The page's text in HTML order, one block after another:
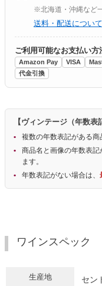
※北海道・沖縄など
送料・配送につい
ご利用可能なお支払い方
Amazon Pay VISA
代金引換
【ヴィンテージ（年数表
複数の年数表記がある商
商品名と画像の年数表記
ます。
年数表記がない場合は、
ワインスペック
生産地 セン